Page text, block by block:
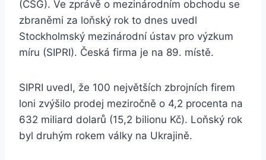
(CSG). Ve zprávě o mezinárodním obchodu se
zbraněmi za loňský rok to dnes uvedl
Stockholmský mezinárodní ústav pro výzkum
míru (SIPRI). Česká firma je na 89. místě.
SIPRI uvedl, že 100 největších zbrojních firem
loni zvýšilo prodej meziročně o 4,2 procenta na
632 miliard dolarů (15,2 bilionu Kč). Loňský rok
byl druhým rokem války na Ukrajině.